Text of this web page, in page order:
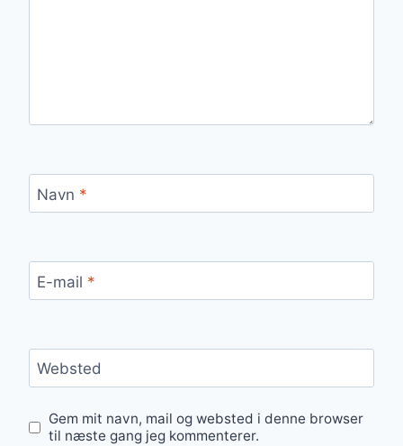
Navn *
E-mail *
Websted
Gem mit navn, mail og websted i denne browser
til næste gang jeg kommenterer.